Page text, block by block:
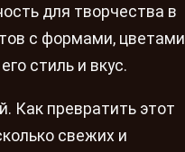
для творчества в
с формами, цветами
стиль и вкус.
Как превратить этот
свежих и